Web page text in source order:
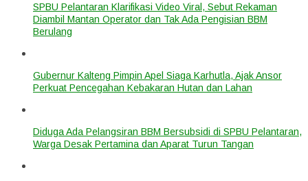
SPBU Pelantaran Klarifikasi Video Viral, Sebut Rekaman
Diambil Mantan Operator dan Tak Ada Pengisian BBM
Berulang
Gubernur Kalteng Pimpin Apel Siaga Karhutla, Ajak Ansor
Perkuat Pencegahan Kebakaran Hutan dan Lahan
Diduga Ada Pelangsiran BBM Bersubsidi di SPBU Pelantaran,
Warga Desak Pertamina dan Aparat Turun Tangan